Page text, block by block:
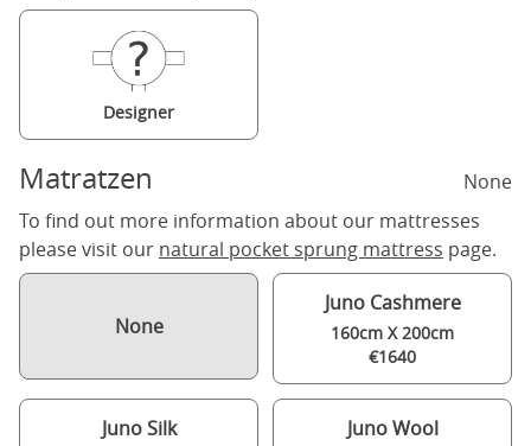
Designer
Matratzen
None
To find out more information about our mattresses
please visit our natural pocket sprung mattress page.
None
Juno Cashmere
160cm X 200cm
€1640
Juno Silk Juno Wool